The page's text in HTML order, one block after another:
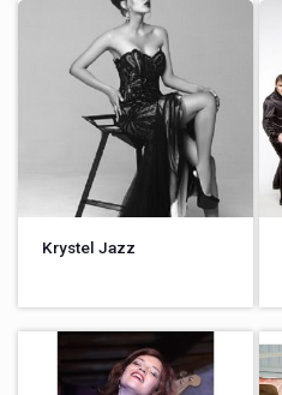
Krystel Jazz